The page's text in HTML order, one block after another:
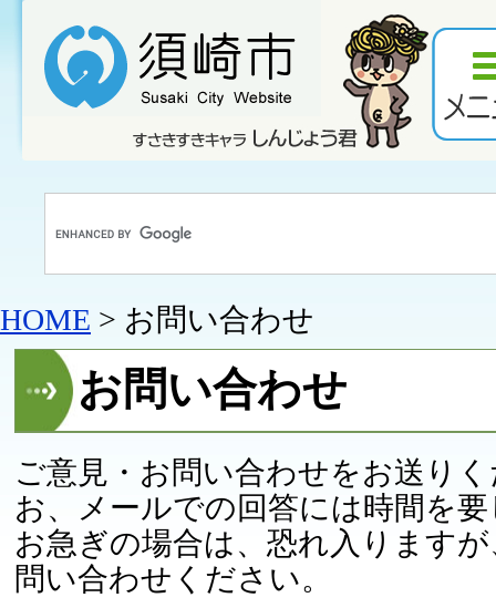
HOME > お問い合わせ
お問い合わせ
ご意見・お問い合わせをお送り
お、メールでの回答には時間を
お急ぎの場合は、恐れ入ります
問い合わせください。